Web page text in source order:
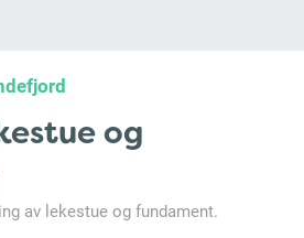
og
av lekestue og fundament.